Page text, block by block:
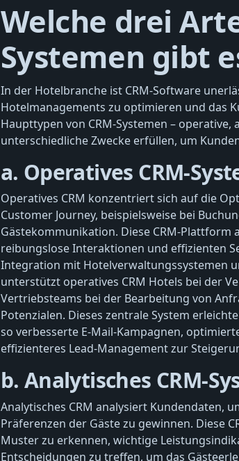
Welche drei
Systemen gibt
In der Hotelbranche ist CRM-Software
Hotelmanagements zu optimieren und das
Haupttypen von CRM-Systemen –
unterschiedliche Zwecke erfüllen, um
a. Operatives CRM-
Operatives CRM konzentriert sich auf die
Customer Journey, beispielsweise bei
Gästekommunikation. Diese CRM-
reibungslose Interaktionen und effizienten
Integration mit Hotelverwaltungssystemen
unterstützt operatives CRM Hotels bei der
Vertriebsteams bei der Bearbeitung von
Potenzialen. Dieses zentrale System
so verbesserte E-Mail-Kampagnen,
effizienteres Lead-Management zur
b. Analytisches CRM-
Analytisches CRM analysiert Kundendaten,
Präferenzen der Gäste zu gewinnen. Diese
Muster zu erkennen, wichtige
Entscheidungen zu treffen, um das